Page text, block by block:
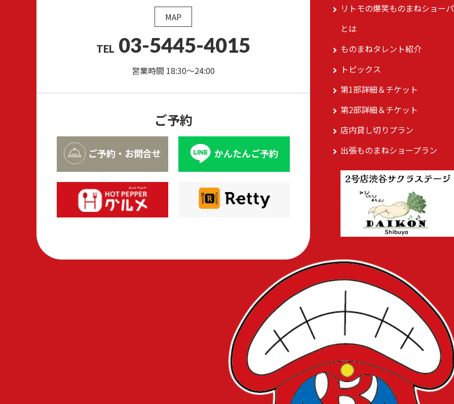
MAP
TEL 03-5445-4015
営業時間 18:30～24:00
ご予約
ご予約・お問合せ かんたんご予約
リトモの爆笑ものまねショー
とは
ものまねタレント紹介
トピックス
第1部詳細＆チケット
第2部詳細＆チケット
店内貸し切りプラン
出張ものまねショープラン